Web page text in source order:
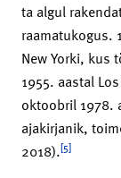
ta algul
raamatukogus.
New Yorki, kus
1955. aastal
oktoobril 1978.
ajakirjanik,
2018).[5]